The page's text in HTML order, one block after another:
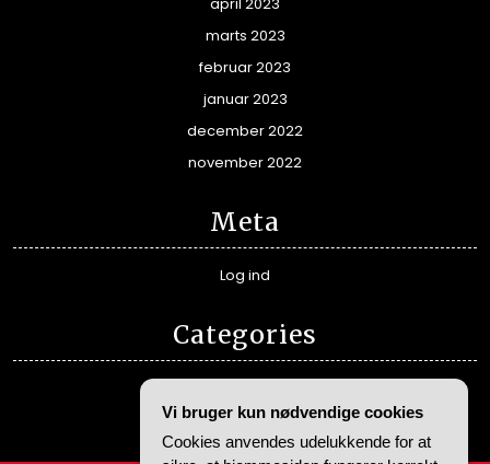
april 2023
marts 2023
februar 2023
januar 2023
december 2022
november 2022
Meta
Log ind
Categories
Fremhævede film
Vi bruger kun nødvendige cookies
Cookies anvendes udelukkende for at